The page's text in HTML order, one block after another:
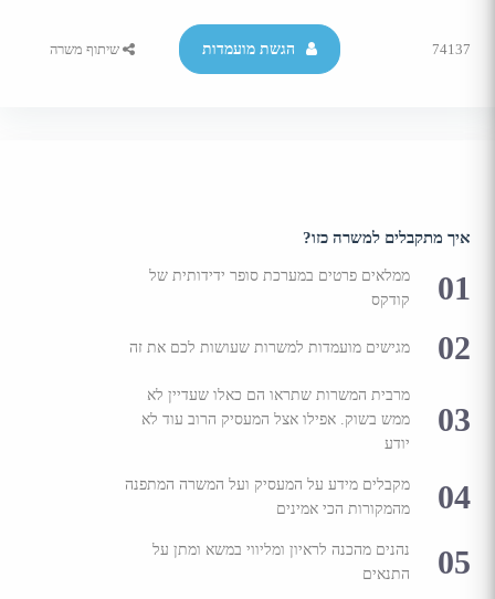
74137 הגשת מועמדות שיתוף משרה
איך מתקבלים למשרה כזו?
01
ממלאים פרטים במערכת סופר ידידותית של
קודקס
02 מגישים מועמדות למשרות שעושות לכם את זה
03
מרבית המשרות שתראו הם כאלו שעדיין לא
ממש בשוק. אפילו אצל המעסיק הרוב עוד לא
יודע
04
מקבלים מידע על המעסיק ועל המשרה המתפנה
מהמקורות הכי אמינים
05
נהנים מהכנה לראיון ומליווי במשא ומתן על
התנאים